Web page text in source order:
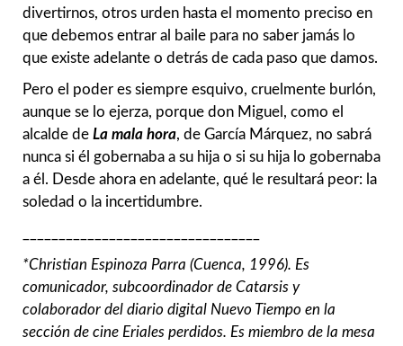
divertirnos, otros urden hasta el momento preciso en
que debemos entrar al baile para no saber jamás lo
que existe adelante o detrás de cada paso que damos.
Pero el poder es siempre esquivo, cruelmente burlón,
aunque se lo ejerza, porque don Miguel, como el
alcalde de La mala hora, de García Márquez, no sabrá
nunca si él gobernaba a su hija o si su hija lo gobernaba
a él. Desde ahora en adelante, qué le resultará peor: la
soledad o la incertidumbre.
*Christian Espinoza Parra (Cuenca, 1996). Es
comunicador, subcoordinador de Catarsis y
colaborador del diario digital Nuevo Tiempo en la
sección de cine Eriales perdidos. Es miembro de la mesa